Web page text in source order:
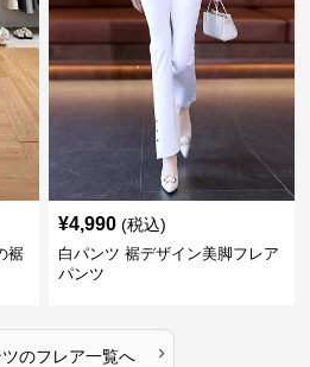
裾
¥4,990 (税込)
白パンツ 裾デザイン美脚フレア
パンツ
のフレア一覧へ ›